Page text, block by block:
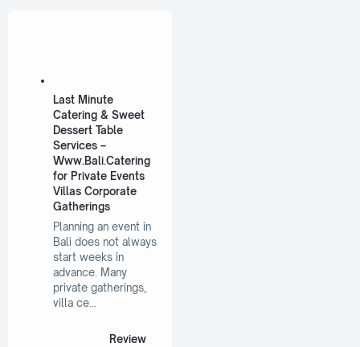
Last Minute
Catering & Sweet
Dessert Table
Services –
Www.Bali.Catering
for Private Events
Villas Corporate
Gatherings
Planning an event in
Bali does not always
start weeks in
advance. Many
private gatherings,
villa ce…
Review